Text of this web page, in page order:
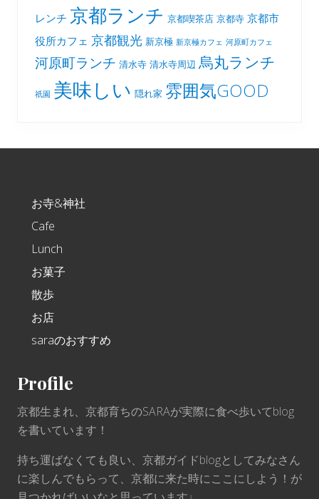
レンチ 京都ランチ 京都喫茶店 京都寺 京都市
役所カフェ 京都観光 新京極 新京極カフェ 河原町カフェ
河原町ランチ 清水寺 清水寺周辺 烏丸ランチ
祇園 美味しい 隠れ家 雰囲気GOOD
お寺&神社
Cafe
Lunch
お菓子
散歩
お店
saraのおすすめ
Profile
京都生まれ、京都育ちのSARAが実際に食べ歩いてblog
を書いています！
持ち運ばなくても良い、京都ガイドblogとしてみなさん
に楽しんでもらって、京都に来た時にここにしよう！が